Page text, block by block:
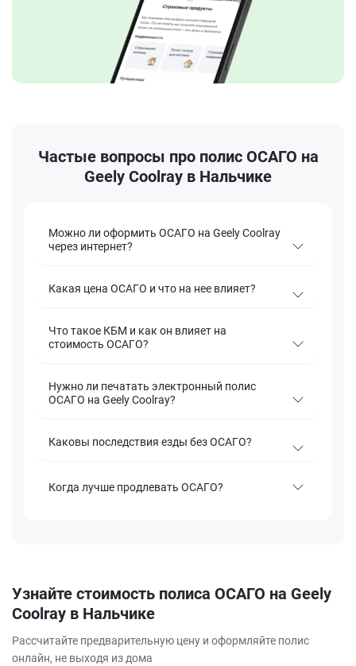
Частые вопросы про полис ОСАГО на
Geely Coolray в Нальчике
Можно ли оформить ОСАГО на Geely Coolray
через интернет?
Какая цена ОСАГО и что на нее влияет?
Что такое КБМ и как он влияет на
стоимость ОСАГО?
Нужно ли печатать электронный полис
ОСАГО на Geely Coolray?
Каковы последствия езды без ОСАГО?
Когда лучше продлевать ОСАГО?
Узнайте стоимость полиса ОСАГО на Geely
Coolray в Нальчике
Рассчитайте предварительную цену и оформляйте полис
онлайн, не выходя из дома